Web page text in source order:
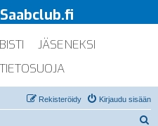
JÄSENEKSI
TIETOSUOJA
Kirjaudu sisään
Rekisteröidy